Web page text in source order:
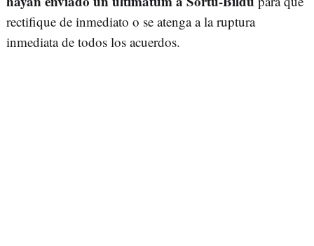
rectifique de inmediato o se atenga a la ruptura
inmediata de todos los acuerdos.